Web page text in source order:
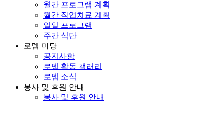
월간 프로그램 계획
월간 작업치료 계획
일일 프로그램
주간 식단
로뎀 마당
공지사항
로뎀 활동 갤러리
로뎀 소식
봉사 및 후원 안내
봉사 및 후원 안내